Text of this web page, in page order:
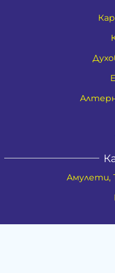
Амулети,